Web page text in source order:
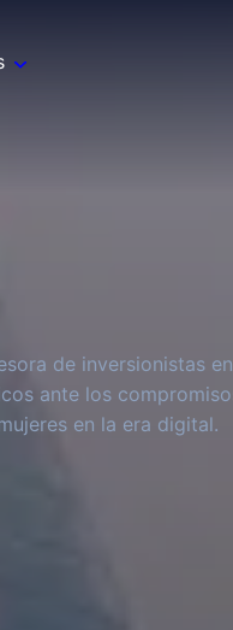
de inversionistas
ante los
en la era digital.